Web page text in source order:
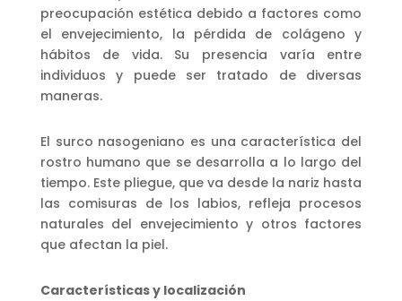
preocupación estética debido a factores como
el envejecimiento, la pérdida de colágeno y
hábitos de vida. Su presencia varía entre
individuos y puede ser tratado de diversas
maneras.
El surco nasogeniano es una característica del
rostro humano que se desarrolla a lo largo del
tiempo. Este pliegue, que va desde la nariz hasta
las comisuras de los labios, refleja procesos
naturales del envejecimiento y otros factores
que afectan la piel.
Características y localización